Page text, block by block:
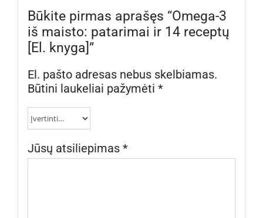
Būkite pirmas aprašęs “Omega-3
iš maisto: patarimai ir 14 receptų
[El. knyga]”
El. pašto adresas nebus skelbiamas.
Būtini laukeliai pažymėti *
Jūsų atsiliepimas *